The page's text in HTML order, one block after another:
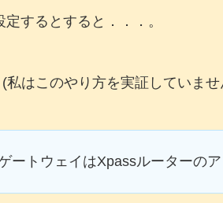
するとすると．．．。
私はこのやり方を実証していませ
ートウェイはXpassルーターの